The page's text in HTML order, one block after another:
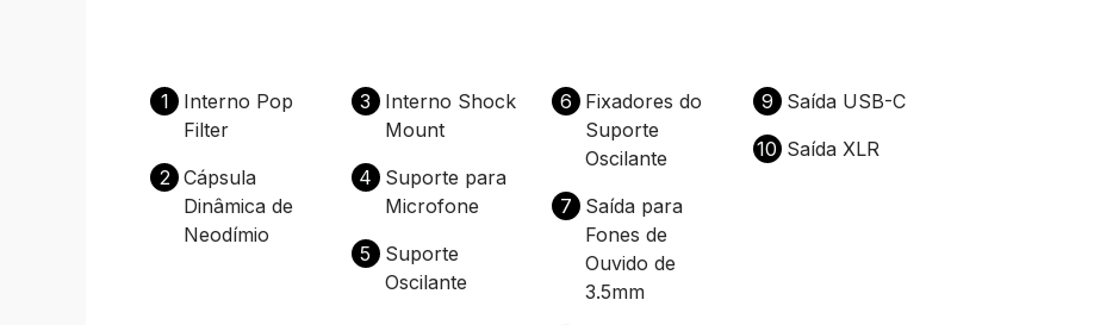
1
Interno Pop
Filter
2 Cápsula
Dinâmica de
Neodímio
3
Interno Shock
Mount
4
Suporte para
Microfone
5
Suporte
Oscilante
6
Fixadores do
Suporte
Oscilante
7
Saída para
Fones de
Ouvido de
3.5mm
9
Saída USB-C
10 Saída XLR